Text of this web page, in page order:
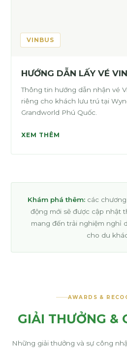
VINBUS
HƯỚNG DẪN LẤY VÉ
Thông tin hướng dẫn nhận vé
riêng cho khách lưu trú tại
Grandworld Phú Quốc.
XEM THÊM
Khám phá thêm: các
động mới sẽ được cập nhật
mang đến trải nghiệm nghỉ
cho du
AWARDS &
GIẢI THƯỞNG &
Những giải thưởng và sự công